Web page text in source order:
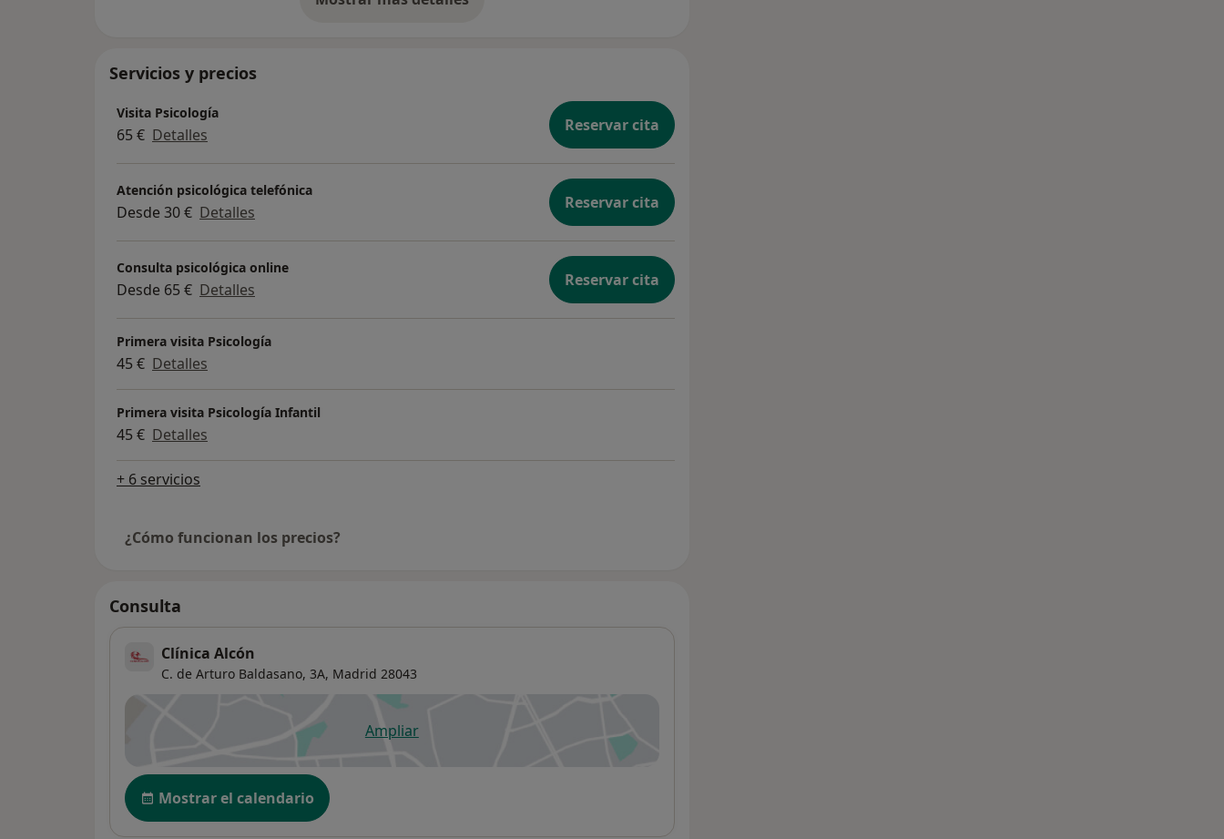
sobre la experiencia
Servicios y precios
Visita Psicología
65 € Detalles Reservar cita
Atención psicológica telefónica
Desde 30 € Detalles Reservar cita
Consulta psicológica online
Desde 65 € Detalles Reservar cita
Primera visita Psicología
45 € Detalles
Primera visita Psicología Infantil
45 € Detalles
+ 6 servicios
¿Cómo funcionan los precios?
Consulta
Clínica Alcón
C. de Arturo Baldasano, 3A, Madrid 28043
Ampliarse abre en una nueva pestaña
Disponibilidad
Mostrar el calendario